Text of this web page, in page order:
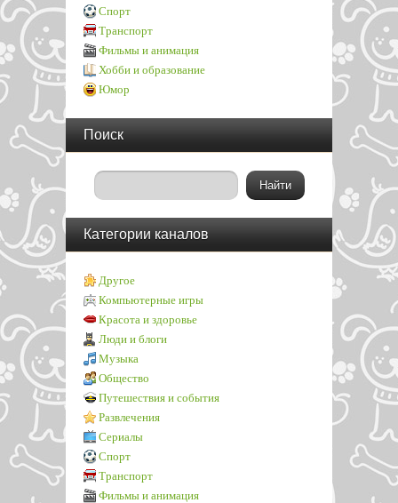
Спорт
Транспорт
Фильмы и анимация
Хобби и образование
Юмор
Поиск
Категории каналов
Другое
Компьютерные игры
Красота и здоровье
Люди и блоги
Музыка
Общество
Путешествия и события
Развлечения
Сериалы
Спорт
Транспорт
Фильмы и анимация